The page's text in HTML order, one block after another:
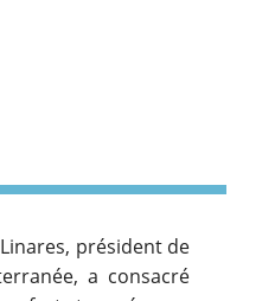
président de
a consacré